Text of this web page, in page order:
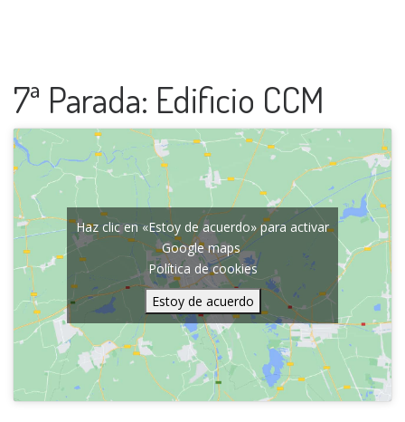
7ª Parada: Edificio CCM
Haz clic en «Estoy de acuerdo» para activar
Google maps
Política de cookies
Estoy de acuerdo